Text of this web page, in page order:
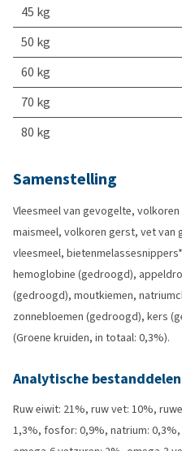
45 kg
50 kg
60 kg
70 kg
80 kg
Samenstelling
Vleesmeel van gevogelte,
maismeel, volkoren gerst, vet van
vleesmeel,
hemoglobine (gedroogd),
(gedroogd), moutkiemen,
zonnebloemen (gedroogd), kers
(Groene kruiden, in totaal: 0,3%).
Analytische bestanddelen
Ruw eiwit: 21%, ruw vet: 10%,
1,3%, fosfor: 0,9%, natrium: